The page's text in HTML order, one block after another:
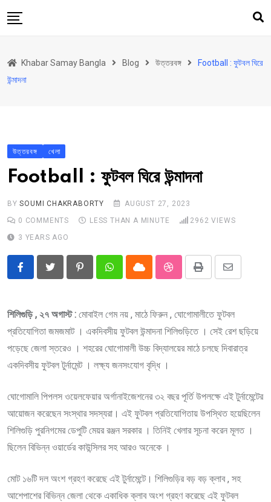
to
উত্তরবঙ্গ
আরও কিছু
Contact
Khabar Samay Hindi
Khabar Samay Bangla Blog উত্তরবঙ্গ
Football : ফুটবল ঘিরে
উন্মাদনা
উত্তরবঙ্গ খেলা
Football : ফুটবল ঘিরে উন্মাদনা
BYSOUMI CHAKRABORTY
AUGUST 27, 2023
0 COMMENTS LESS THAN A MINUTE 2962 VIEWS
3 YEARS AGO
PinterestWhatsappCloud StumbleUpon
Print
Share
শিলিগুড়ি , ২৭ অগাস্ট : মোবাইল গেম নয় , মাঠে ফিরুন , ঘোগোমালীতে ফুটবল
প্রতিযোগিতা জমজমাট । একদিবসীয় ফুটবল উন্মাদনা শিলিগুড়িতে । সেই রেশ ছড়িয়ে
পড়েছে জেলা স্তরেও । শহরের ঘোগোমালী উচ্চ বিদ্যালয়ের মাঠে চলছে দিবারাত্র
একদিবসীয় ফুটবল টুর্নামেন্ট । লক্ষ্য জনসংযোগ বৃদ্ধি ।
ঘোগোমালি পিপলস ওয়েলফেয়ার অর্গানাইজেশনের ৩২ বছর পূর্তি উপলক্ষে এই টুর্নামেন্টের
আয়োজন করেছেন সংস্থার সদস্যরা। এই ফুটবল প্রতিযোগিতায় উপস্থিত হয়েছিলেন
শিলিগুড়ি পুরনিগমের ডেপুটি মেয়র রঞ্জন সরকার । তিনিই খেলার সূচনা করেন মূলত ।
ছিলেন বিভিন্ন ওয়ার্ডের কাউন্সিলর সহ আরও অনেকে ।
মোট ১৬টি দল অংশ গ্রহণ করেছে এই টুর্নামেন্টে। শিলিগুড়ির বড় বড় ক্লাব , সহ
আশেপাশের বিভিন্ন জেলা থেকে একাধিক ক্লাব অংশ গ্রহণ করেছে এই ফুটবল